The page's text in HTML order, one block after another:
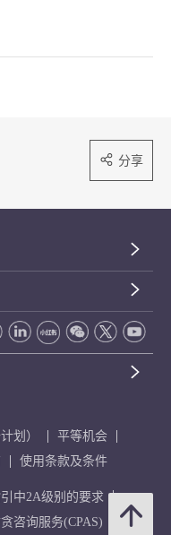
分享
划）
平等机会
使用条款及条件
中2A级别的要求
贪咨询服务(CPAS)